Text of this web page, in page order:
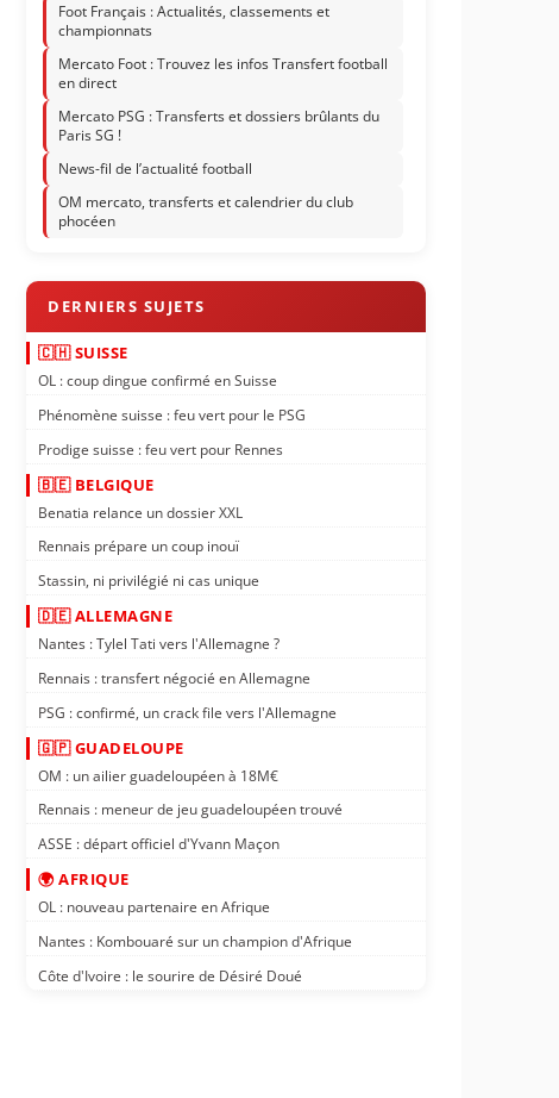
Foot Français : Actualités, classements et
championnats
Mercato Foot : Trouvez les infos Transfert football
en direct
Mercato PSG : Transferts et dossiers brûlants du
Paris SG !
News-fil de l’actualité football
OM mercato, transferts et calendrier du club
phocéen
🇨🇭 SUISSE
OL : coup dingue confirmé en Suisse
Phénomène suisse : feu vert pour le PSG
Prodige suisse : feu vert pour Rennes
🇧🇪 BELGIQUE
Benatia relance un dossier XXL
Rennais prépare un coup inouï
Stassin, ni privilégié ni cas unique
🇩🇪 ALLEMAGNE
Nantes : Tylel Tati vers l'Allemagne ?
Rennais : transfert négocié en Allemagne
PSG : confirmé, un crack file vers l'Allemagne
🇬🇵 GUADELOUPE
OM : un ailier guadeloupéen à 18M€
Rennais : meneur de jeu guadeloupéen trouvé
ASSE : départ officiel d'Yvann Maçon
🌍 AFRIQUE
OL : nouveau partenaire en Afrique
Nantes : Kombouaré sur un champion d'Afrique
Côte d'Ivoire : le sourire de Désiré Doué